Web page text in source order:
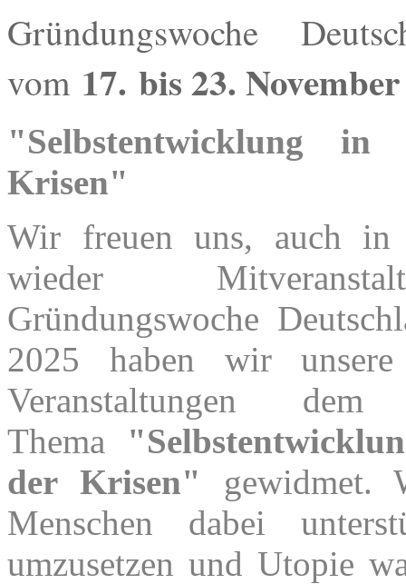
Gründungswoche
vom 17. bis 23.
"Selbstentwicklung
Krisen"
Wir freuen uns, auch in
wieder
Gründungswoche
2025 haben wir unsere
Veranstaltungen dem
Thema
der Krisen" gewidmet.
Menschen dabei
umzusetzen und Utopie